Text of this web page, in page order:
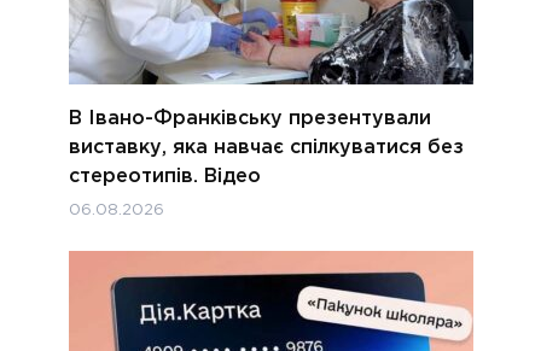
В Івано-Франківську презентували
виставку, яка навчає спілкуватися без
стереотипів. Відео
06.08.2026